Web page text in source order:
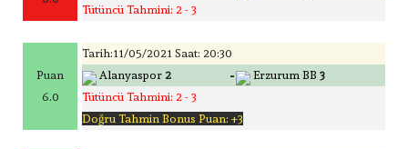
Tütüncü Tahmini: 2 - 3
Puan
6.0
Tarih:11/05/2021 Saat: 20:30
Alanyaspor 2 - Erzurum BB 3
Tütüncü Tahmini: 2 - 3
Doğru Tahmin Bonus Puan: +3